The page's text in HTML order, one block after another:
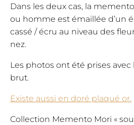
Dans les deux cas, la
ou homme est émaillée d’un
cassé / écru au niveau des
nez.
Les photos ont été prises avec
brut.
Existe aussi en doré plaqué or.
​Collection Memento Mori «